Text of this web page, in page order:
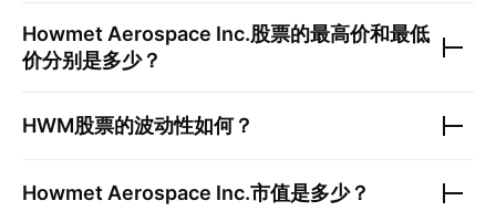
Howmet Aerospace Inc.股票的最高价和最低
价分别是多少？
HWM股票的波动性如何？
Howmet Aerospace Inc.市值是多少？